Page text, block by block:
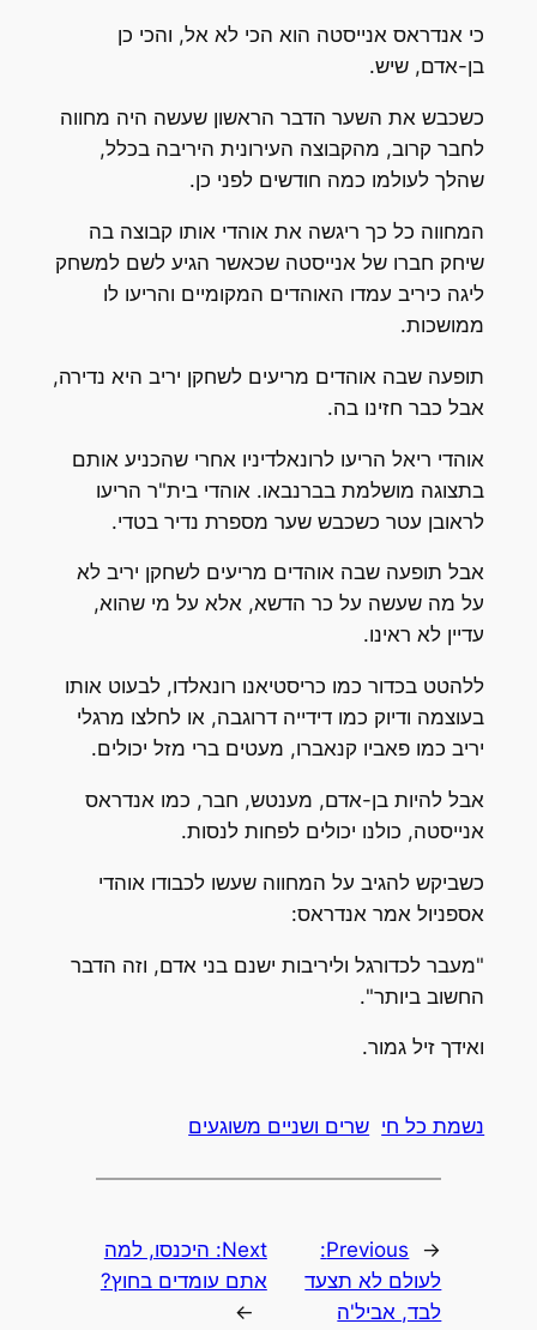
כי אנדראס אנייסטה הוא הכי לא אל, והכי כן
בן-אדם, שיש.
כשכבש את השער הדבר הראשון שעשה היה מחווה
לחבר קרוב, מהקבוצה העירונית היריבה בכלל,
שהלך לעולמו כמה חודשים לפני כן.
המחווה כל כך ריגשה את אוהדי אותו קבוצה בה
שיחק חברו של אנייסטה שכאשר הגיע לשם למשחק
ליגה כיריב עמדו האוהדים המקומיים והריעו לו
ממושכות.
תופעה שבה אוהדים מריעים לשחקן יריב היא נדירה,
אבל כבר חזינו בה.
אוהדי ריאל הריעו לרונאלדיניו אחרי שהכניע אותם
בתצוגה מושלמת בברנבאו. אוהדי בית"ר הריעו
לראובן עטר כשכבש שער מספרת נדיר בטדי.
אבל תופעה שבה אוהדים מריעים לשחקן יריב לא
על מה שעשה על כר הדשא, אלא על מי שהוא,
עדיין לא ראינו.
ללהטט בכדור כמו כריסטיאנו רונאלדו, לבעוט אותו
בעוצמה ודיוק כמו דידייה דרוגבה, או לחלצו מרגלי
יריב כמו פאביו קנאברו, מעטים ברי מזל יכולים.
אבל להיות בן-אדם, מענטש, חבר, כמו אנדראס
אנייסטה, כולנו יכולים לפחות לנסות.
כשביקש להגיב על המחווה שעשו לכבודו אוהדי
אספניול אמר אנדראס:
"מעבר לכדורגל וליריבות ישנם בני אדם, וזה הדבר
החשוב ביותר".
ואידך זיל גמור.
נשמת כל חי שרים ושניים משוגעים
←
Previous:
לעולם לא תצעד
לבד, אביל'ה
Next: היכנסו, למה
אתם עומדים בחוץ?
→